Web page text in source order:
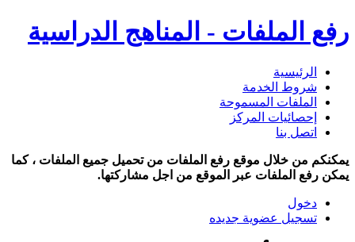
رفع الملفات - المناهج الدراسية
الرئيسية
شروط الخدمة
الملفات المسموحة
إحصائيات المركز
اتصل بنا
يمكنكم من خلال موقع رفع الملفات من تحميل جميع الملفات ، كما
يمكن رفع الملفات عبر الموقع من اجل مشاركتها.
دخول
تسجيل عضوية جديده